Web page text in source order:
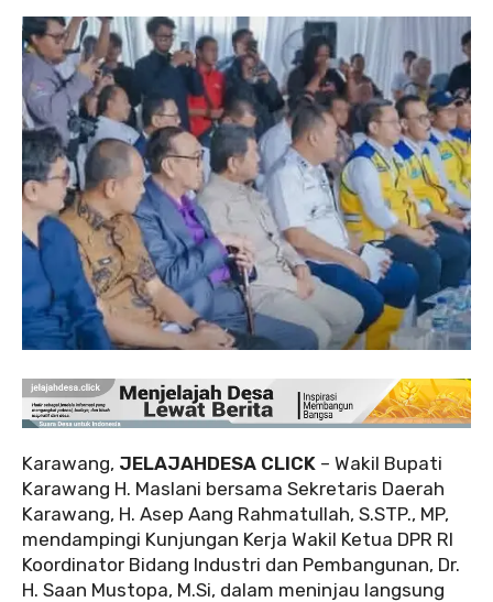
Karawang, JELAJAHDESA CLICK – Wakil Bupati
Karawang H. Maslani bersama Sekretaris Daerah
Karawang, H. Asep Aang Rahmatullah, S.STP., MP,
mendampingi Kunjungan Kerja Wakil Ketua DPR RI
Koordinator Bidang Industri dan Pembangunan, Dr.
H. Saan Mustopa, M.Si, dalam meninjau langsung